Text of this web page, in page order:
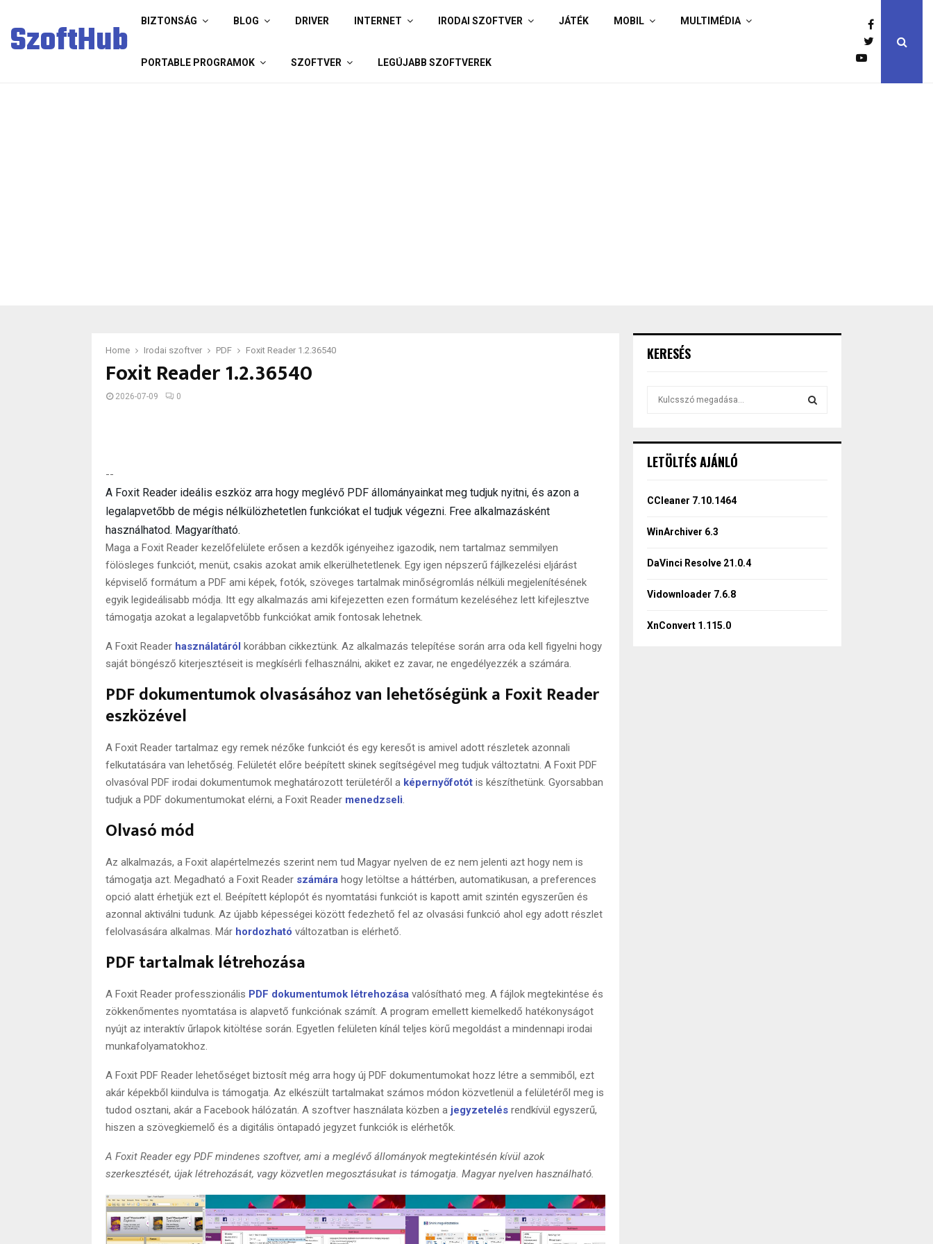
SzoftHub BIZTONSÁG BLOG DRIVER INTERNET IRODAI SZOFTVER JÁTÉK MOBIL MULTIMÉDIA
PORTABLE PROGRAMOK SZOFTVER LEGÚJABB SZOFTVEREK
Home Irodai szoftver PDF Foxit Reader 1.2.36540
Foxit Reader 1.2.36540
2026-07-09 0
--
A Foxit Reader ideális eszköz arra hogy meglévő PDF állományainkat meg tudjuk nyitni, és azon a
legalapvetőbb de mégis nélkülözhetetlen funkciókat el tudjuk végezni. Free alkalmazásként
használhatod. Magyarítható.
Maga a Foxit Reader kezelőfelülete erősen a kezdők igényeihez igazodik, nem tartalmaz semmilyen
fölösleges funkciót, menüt, csakis azokat amik elkerülhetetlenek. Egy igen népszerű fájlkezelési eljárást
képviselő formátum a PDF ami képek, fotók, szöveges tartalmak minőségromlás nélküli megjelenítésének
egyik legideálisabb módja. Itt egy alkalmazás ami kifejezetten ezen formátum kezeléséhez lett kifejlesztve
támogatja azokat a legalapvetőbb funkciókat amik fontosak lehetnek.
A Foxit Reader használatáról korábban cikkeztünk. Az alkalmazás telepítése során arra oda kell figyelni hogy
saját böngésző kiterjesztéseit is megkísérli felhasználni, akiket ez zavar, ne engedélyezzék a számára.
PDF dokumentumok olvasásához van lehetőségünk a Foxit Reader
eszközével
A Foxit Reader tartalmaz egy remek nézőke funkciót és egy keresőt is amivel adott részletek azonnali
felkutatására van lehetőség. Felületét előre beépített skinek segítségével meg tudjuk változtatni. A Foxit PDF
olvasóval PDF irodai dokumentumok meghatározott területéről a képernyőfotót is készíthetünk. Gyorsabban
tudjuk a PDF dokumentumokat elérni, a Foxit Reader menedzseli
Olvasó mód
Az alkalmazás, a Foxit alapértelmezés szerint nem tud Magyar nyelven de ez nem jelenti azt hogy nem is
támogatja azt. Megadható a Foxit Reader számára hogy letöltse a háttérben, automatikusan, a preferences
opció alatt érhetjük ezt el. Beépített képlopót és nyomtatási funkciót is kapott amit szintén egyszerűen és
azonnal aktiválni tudunk. Az újabb képességei között fedezhető fel az olvasási funkció ahol egy adott részlet
felolvasására alkalmas. Már hordozható változatban is elérhető.
PDF tartalmak létrehozása
A Foxit Reader professzionális PDF dokumentumok létrehozása valósítható meg. A fájlok megtekintése és
zökkenőmentes nyomtatása is alapvető funkciónak számít. A program emellett kiemelkedő hatékonyságot
nyújt az interaktív űrlapok kitöltése során. Egyetlen felületen kínál teljes körű megoldást a mindennapi irodai
munkafolyamatokhoz.
A Foxit PDF Reader lehetőséget biztosít még arra hogy új PDF dokumentumokat hozz létre a semmiből, ezt
akár képekből kiindulva is támogatja. Az elkészült tartalmakat számos módon közvetlenül a felületéről meg is
tudod osztani, akár a Facebook hálózatán. A szoftver használata közben a jegyzetelés rendkívül egyszerű,
hiszen a szövegkiemelő és a digitális öntapadó jegyzet funkciók is elérhetők.
A Foxit Reader egy PDF mindenes szoftver, ami a meglévő állományok megtekintésén kívül azok
szerkesztését, újak létrehozását, vagy közvetlen megosztásukat is támogatja. Magyar nyelven használható.
KERESÉS
h
o
LETÖLTÉS AJÁNLÓ
CCleaner 7.10.1464
WinArchiver 6.3
DaVinci Resolve 21.0.4
Vidownloader 7.6.8
XnConvert 1.115.0